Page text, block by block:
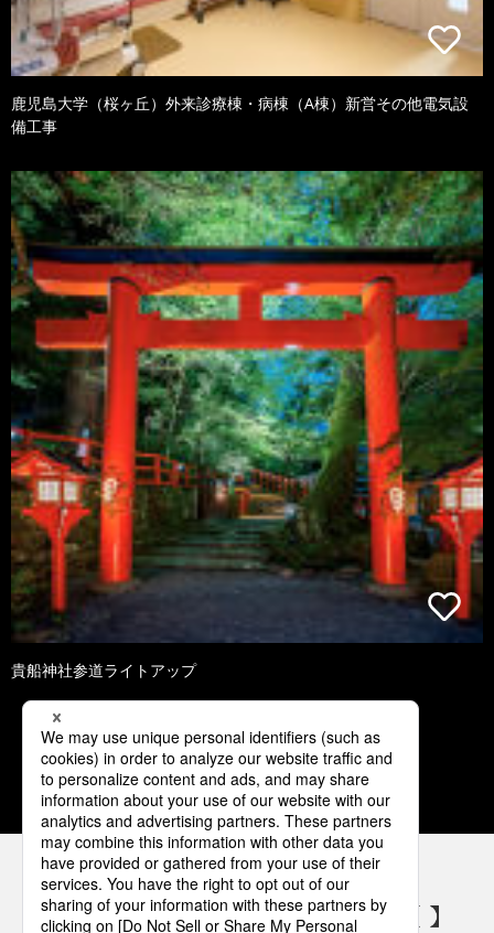
鹿児島大学（桜ヶ丘）外来診療棟・病棟（A棟）新営その他電気設
備工事
貴船神社参道ライトアップ
1 2 3 4 5
パナソニックの電気設備 SNSアカウント